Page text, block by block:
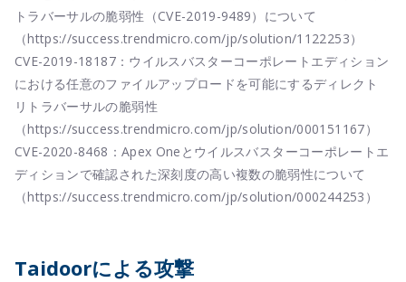
トラバーサルの脆弱性（CVE-2019-9489）について
（https://success.trendmicro.com/jp/solution/1122253）
CVE-2019-18187：ウイルスバスターコーポレートエディション
における任意のファイルアップロードを可能にするディレクト
リトラバーサルの脆弱性
（https://success.trendmicro.com/jp/solution/000151167）
CVE-2020-8468：Apex Oneとウイルスバスターコーポレートエ
ディションで確認された深刻度の高い複数の脆弱性について
（https://success.trendmicro.com/jp/solution/000244253）
Taidoorによる攻撃